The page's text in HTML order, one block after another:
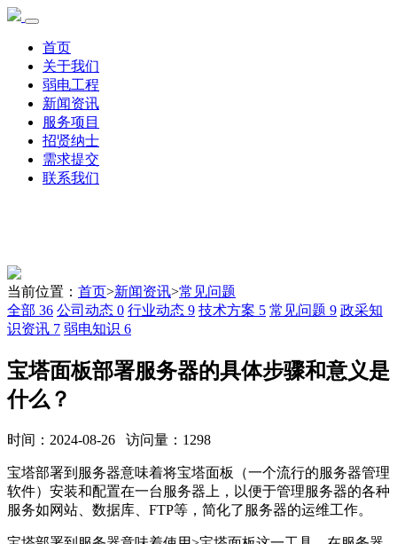
首页
关于我们
弱电工程
新闻资讯
服务项目
招贤纳士
需求提交
联系我们
当前位置： 首页>新闻资讯>常见问题
全部 36 公司动态 0 行业动态 9 技术方案 5 常见问题 9 政采知
识资讯 7 弱电知识 6
宝塔面板部署服务器的具体步骤和意义是
什么？
时间：2024-08-26 访问量：1298
宝塔部署到服务器意味着将宝塔面板（一个流行的服务器管理
软件）安装和配置在一台服务器上，以便于管理服务器的各种
服务如网站、数据库、FTP等，简化了服务器的运维工作。